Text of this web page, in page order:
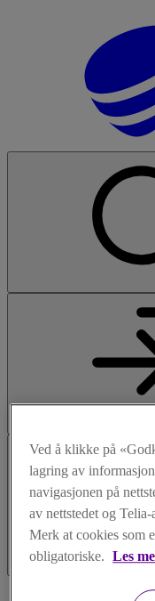
Ved å klikke på
lagring av
navigasjonen på
av nettstedet og
Merk at cookies som
obligatoriske.
Les